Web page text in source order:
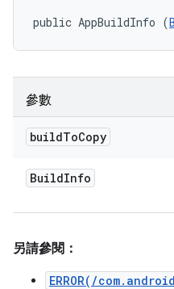
public AppBuildInfo (
參數
buildToCopy
BuildInfo
另請參閱：
ERROR(/